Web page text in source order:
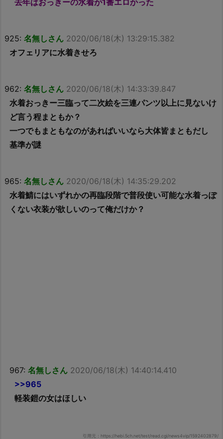
925: 名無しさん 2020/06/18(木) 13:29:15.382
オフェリアに水着きせろ
962: 名無しさん 2020/06/18(木) 14:33:39.847
水着おっきー三臨って二次絵を三連パンツ以上に見ないけ
ど言う程まともか？
一つでもまともなのがあればいいなら大体皆まともだし
基準が謎
965: 名無しさん 2020/06/18(木) 14:35:29.202
水着鯖にはいずれかの再臨段階で普段使い可能な水着っぽ
くない衣装が欲しいのって俺だけか？
967: 名無しさん 2020/06/18(木) 14:40:14.410
>>965
軽装鎧の女はほしい
引用元：https://hebi.5ch.net/test/read.cgi/news4vip/1592402879/